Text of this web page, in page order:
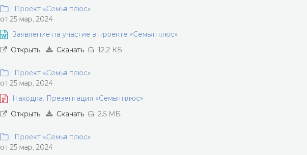
Проект «Семья плюс»
от 25 мар, 2024
Заявление на участие в проекте «Семья плюс»
Открыть
Скачать 12.2 КБ
Проект «Семья плюс»
от 25 мар, 2024
Находка. Презентация «Семья плюс»
Открыть
Скачать 2.5 МБ
Проект «Семья плюс»
от 25 мар, 2024